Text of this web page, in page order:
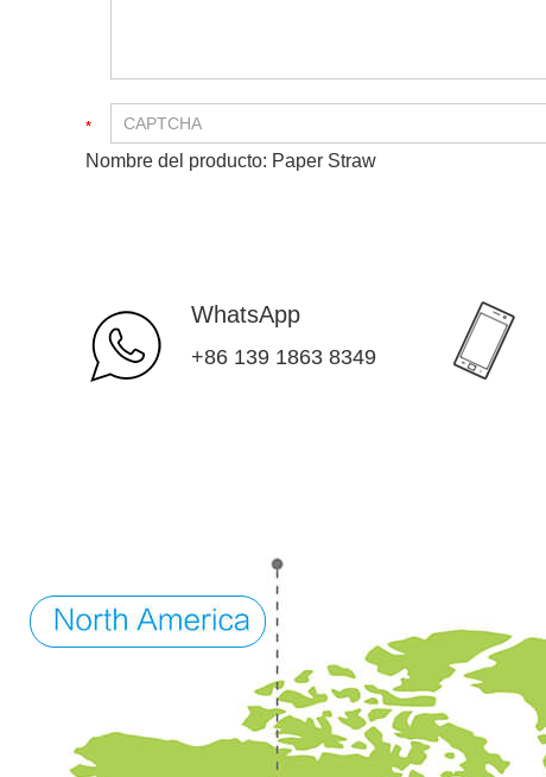
Nombre del producto: Paper Straw
WhatsApp
+86 139 1863 8349